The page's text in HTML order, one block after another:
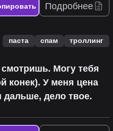
Подробнее
паста спам троллинг
смотришь. Могу тебя
конек). У меня цена
дальше, дело твое.